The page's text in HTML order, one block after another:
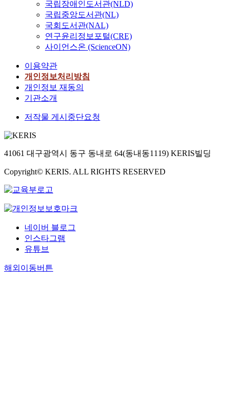
국립장애인도서관(NLD)
국립중앙도서관(NL)
국회도서관(NAL)
연구윤리정보포털(CRE)
사이언스온 (ScienceON)
이용약관
개인정보처리방침
개인정보 재동의
기관소개
저작물 게시중단요청
41061 대구광역시 동구 동내로 64(동내동1119) KERIS빌딩
Copyright© KERIS. ALL RIGHTS RESERVED
네이버 블로그
인스타그램
유튜브
해외이동버튼